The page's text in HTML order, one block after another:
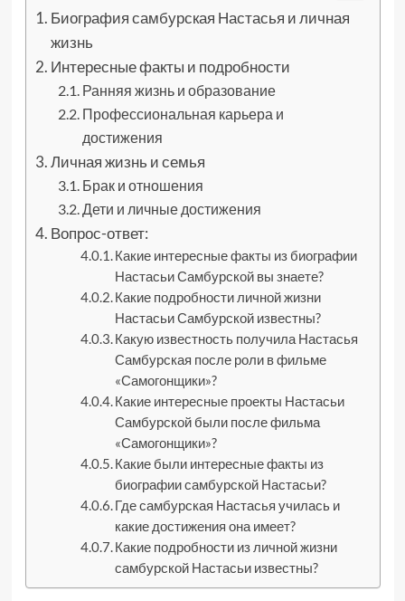
Биография самбурская Настасья и личная
жизнь
Интересные факты и подробности
Ранняя жизнь и образование
Профессиональная карьера и
достижения
Личная жизнь и семья
Брак и отношения
Дети и личные достижения
Вопрос-ответ:
Какие интересные факты из биографии
Настасьи Самбурской вы знаете?
Какие подробности личной жизни
Настасьи Самбурской известны?
Какую известность получила Настасья
Самбурская после роли в фильме
«Самогонщики»?
Какие интересные проекты Настасьи
Самбурской были после фильма
«Самогонщики»?
Какие были интересные факты из
биографии самбурской Настасьи?
Где самбурская Настасья училась и
какие достижения она имеет?
Какие подробности из личной жизни
самбурской Настасьи известны?